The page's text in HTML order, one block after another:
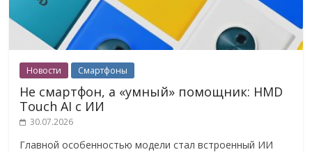
Новости Смартфоны
Не смартфон, а «умный» помощник: HMD
Touch AI с ИИ
30.07.2026
Главной особенностью модели стал встроенный ИИ